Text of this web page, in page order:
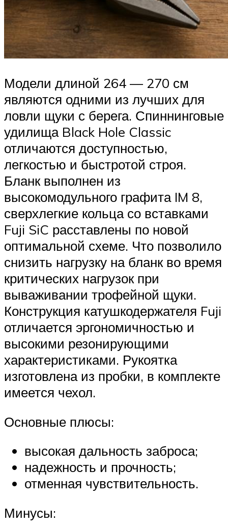
Модели длиной 264 — 270 см
являются одними из лучших для
ловли щуки с берега. Спиннинговые
удилища Black Hole Classic
отличаются доступностью,
легкостью и быстротой строя.
Бланк выполнен из
высокомодульного графита IM 8,
сверхлегкие кольца со вставками
Fuji SiC расставлены по новой
оптимальной схеме. Что позволило
снизить нагрузку на бланк во время
критических нагрузок при
вываживании трофейной щуки.
Конструкция катушкодержателя Fuji
отличается эргономичностью и
высокими резонирующими
характеристиками. Рукоятка
изготовлена из пробки, в комплекте
имеется чехол.
Основные плюсы:
высокая дальность заброса;
надежность и прочность;
отменная чувствительность.
Минусы: